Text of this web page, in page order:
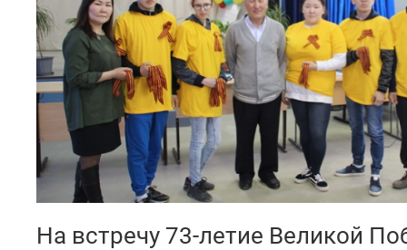
На встречу 73-летие Великой